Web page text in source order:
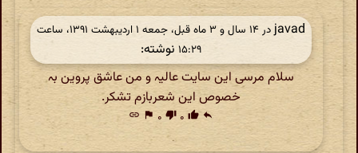
javad
در ‫۱۴ سال و ۳ ماه قبل، جمعه ۱ اردیبهشت ۱۳۹۱، ساعت
۱۵:۲۹ نوشته:
سلام مرسی این سایت عالیہ و من عاشق پروین بہ
خصوص این شعربازم تشکر.
reply
thumb_up ۰ thumb_down ۰ flag
link